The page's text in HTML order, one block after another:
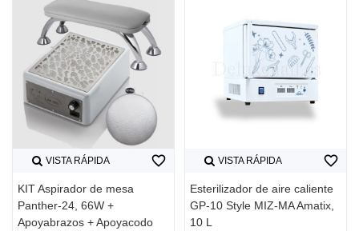
VISTA RÁPIDA
KIT Aspirador de mesa
Panther-24, 66W +
Apoyabrazos + Apoyacodo
favorite_border VISTA RÁPIDA
Esterilizador de aire caliente
GP-10 Style MIZ-MA Amatix,
10 L
favorite_border